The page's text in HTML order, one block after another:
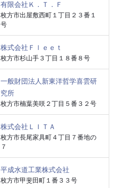
有限会社Ｋ．Ｔ．Ｆ
枚方市出屋敷西町１丁目２３番１
号
株式会社Ｆｌｅｅｔ
枚方市杉山手３丁目１８番８号
一般財団法人新東洋哲学喜雲研
究所
枚方市楠葉美咲２丁目５番３２号
株式会社ＬＩＴＡ
枚方市長尾家具町４丁目７番地の
７
平成水道工業株式会社
枚方市甲斐田町１番３３号